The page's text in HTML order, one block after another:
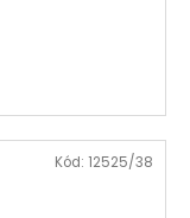
Kód: 12525/38